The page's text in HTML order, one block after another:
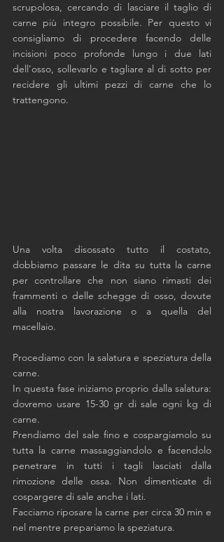
scrupolosa, cercando di lasciare il taglio di
carne più integro possibile. Per questo vi
consigliamo di procedere facendo delle
incisioni poco profonde lungo i due lati
dell'osso, sollevarlo e tagliare al di sotto per
recidere gli ultimi pezzi di carne che lo
trattengono.
Una volta disossato tutto il costato,
dobbiamo passare le dita su tutta la carne
per controllare che non siano rimasti dei
frammenti o delle schegge di osso, dovute
alla nostra lavorazione o a quella del
macellaio.
Procediamo con la salatura e speziatura della
carne.
In questa fase iniziamo proprio dalla salatura:
dovremo usare 15-30 gr di sale ogni kg di
carne.
Prendiamo del sale fino e cospargiamolo su
tutta la carne massaggiandolo e facendolo
penetrare in tutti i tagli lasciati dalla
rimozione delle ossa. Non dimenticate di
cospargere di sale anche i lati.
Facciamo riposare la carne per circa 30 min e
nel mentre prepariamo la speziatura.